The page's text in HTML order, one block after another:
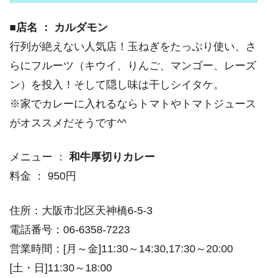
■店名 ： カルダモン
行列が絶えない人気店！玉ねぎをたっぷり使い、さ
らにフルーツ（キウイ、りんご、マンゴー、レーズ
ン）を投入！そして隠し味は干しシイタケ。
※家でカレーに入れるならトマトやトマトジュース
がオススメだそうです^^
メニュー ： 和牛厚切りカレー
料金 ： 950円
住所：大阪市北区天神橋6-5-3
電話番号：06-6358-7223
営業時間：[月～金]11:30～14:30,17:30～20:00
[土・日]11:30～18:00